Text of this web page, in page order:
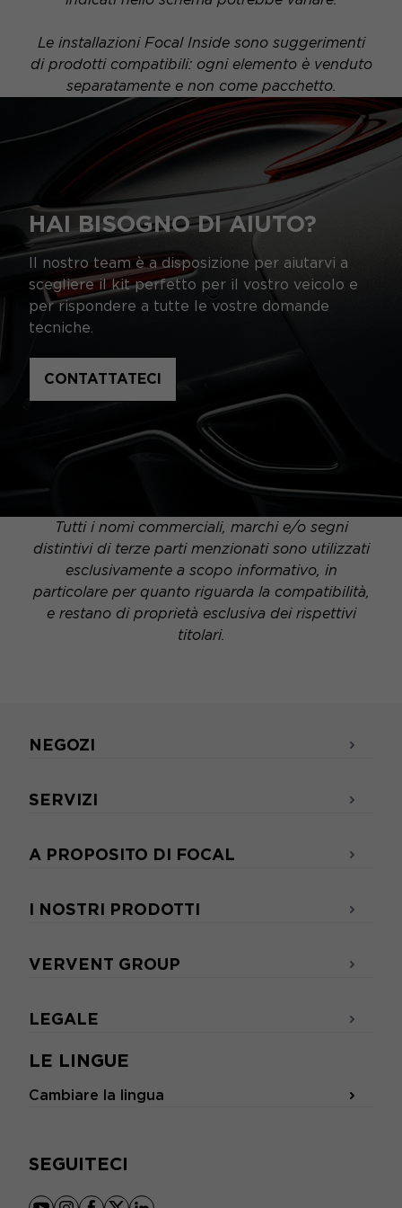
Le installazioni Focal Inside sono suggerimenti
di prodotti compatibili: ogni elemento è venduto
separatamente e non come pacchetto.
HAI BISOGNO DI AIUTO?
Il nostro team è a disposizione per aiutarvi a
scegliere il kit perfetto per il vostro veicolo e
per rispondere a tutte le vostre domande
tecniche.
CONTATTATECI
Tutti i nomi commerciali, marchi e/o segni
distintivi di terze parti menzionati sono utilizzati
esclusivamente a scopo informativo, in
particolare per quanto riguarda la compatibilità,
e restano di proprietà esclusiva dei rispettivi
titolari.
LE LINGUE
Cambiare la lingua
SEGUITECI
NEGOZI
SERVIZI
A PROPOSITO DI FOCAL
I NOSTRI PRODOTTI
VERVENT GROUP
LEGALE